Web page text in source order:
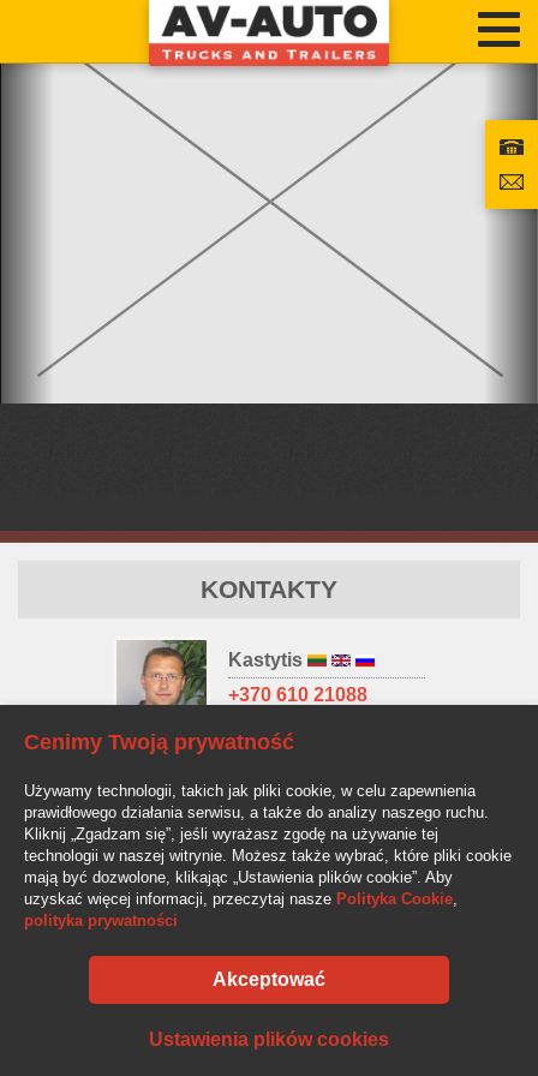
KONTAKTY
Kastytis
+370 610 21088
+370 685 32966
antanas.stake@av-auto.lt
AV-AUTO, "Amžinos vertybės", UAB Lentvario g. 77, LT-25128 Vilnius
Tel.: +370 610 210 88info@av-auto.lt
Cenimy Twoją prywatność
Używamy technologii, takich jak pliki cookie, w celu zapewnienia
prawidłowego działania serwisu, a także do analizy naszego ruchu.
Kliknij „Zgadzam się”, jeśli wyrażasz zgodę na używanie tej
technologii w naszej witrynie. Możesz także wybrać, które pliki cookie
mają być dozwolone, klikając „Ustawienia plików cookie”. Aby
uzyskać więcej informacji, przeczytaj nasze Polityka Cookie,
polityka prywatności
Akceptować
Ustawienia plików cookies